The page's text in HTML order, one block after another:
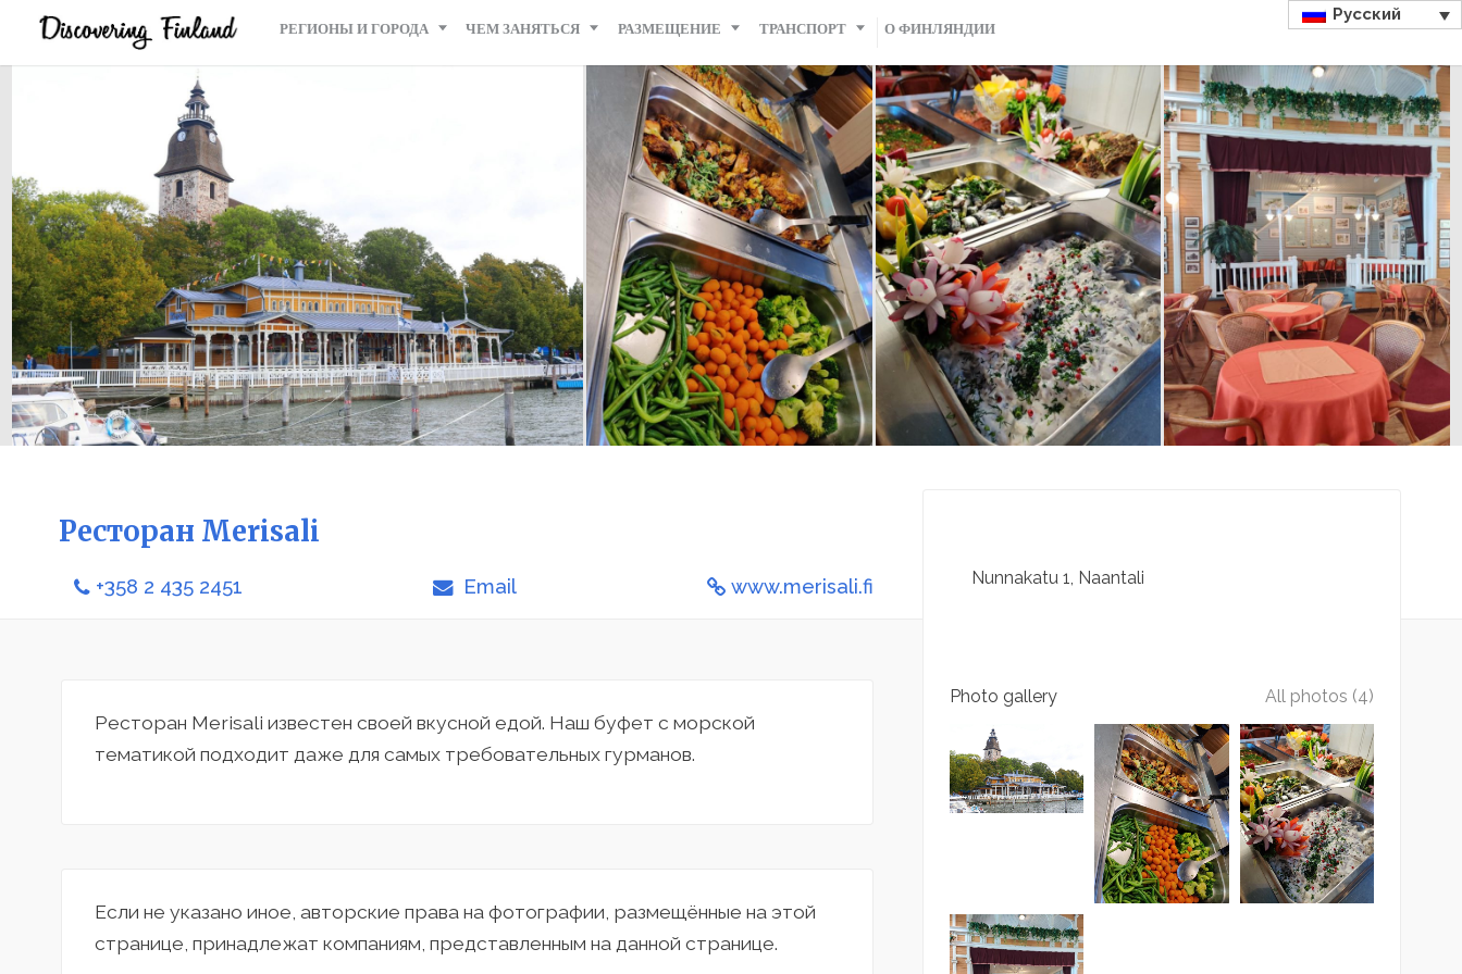
РЕГИОНЫ И ГОРОДА ЧЕМ ЗАНЯТЬСЯ РАЗМЕЩЕНИЕ ТРАНСПОРТ О ФИНЛЯНДИИ
Русский
Ресторан Merisali
+358 2 435 2451 Email www.merisali.fi
Ресторан Merisali известен своей вкусной едой. Наш буфет с морской
тематикой подходит даже для самых требовательных гурманов.
Если не указано иное, авторские права на фотографии, размещённые на этой
странице, принадлежат компаниям, представленным на данной странице.
Nunnakatu 1 Naantali
Photo gallery All photos (4)